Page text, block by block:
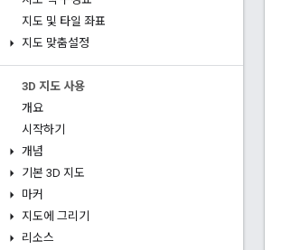
지도 및 타일 좌표
지도 맞춤설정
3D 지도 사용
개요
시작하기
개념
기본 3D 지도
마커
지도에 그리기
리소스